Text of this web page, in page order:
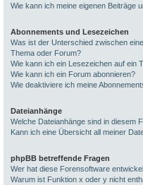
Wie kann ich meine eigenen Beiträge
Abonnements und Lesezeichen
Was ist der Unterschied zwischen
Thema oder Forum?
Wie kann ich ein Lesezeichen auf ein
Wie kann ich ein Forum abonnieren?
Wie deaktiviere ich meine
Dateianhänge
Welche Dateianhänge sind in diesem
Kann ich eine Übersicht all meiner
phpBB betreffende Fragen
Wer hat diese Forensoftware
Warum ist Funktion x oder y nicht